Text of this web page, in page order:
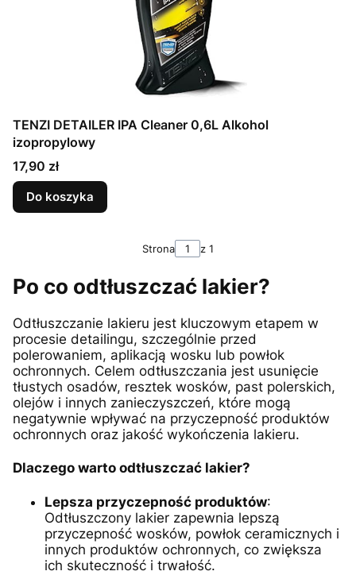
TENZI DETAILER IPA Cleaner 0,6L Alkohol
izopropylowy
Cena
17,90 zł
Do koszyka
Strona z 1
Po co odtłuszczać lakier?
Odtłuszczanie lakieru jest kluczowym etapem w
procesie detailingu, szczególnie przed
polerowaniem, aplikacją wosku lub powłok
ochronnych. Celem odtłuszczania jest usunięcie
tłustych osadów, resztek wosków, past polerskich,
olejów i innych zanieczyszczeń, które mogą
negatywnie wpływać na przyczepność produktów
ochronnych oraz jakość wykończenia lakieru.
Dlaczego warto odtłuszczać lakier?
Lepsza przyczepność produktów:
Odtłuszczony lakier zapewnia lepszą
przyczepność wosków, powłok ceramicznych i
innych produktów ochronnych, co zwiększa
ich skuteczność i trwałość.